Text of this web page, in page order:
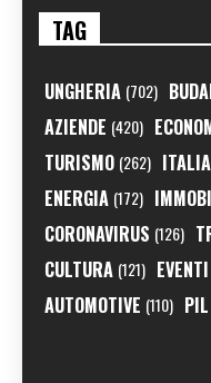
TAG
UNGHERIA (702)
AZIENDE (420)
TURISMO (262) ITALIA
ENERGIA (172)
CORONAVIRUS (126)
CULTURA (121) EVENTI
AUTOMOTIVE (110) PIL